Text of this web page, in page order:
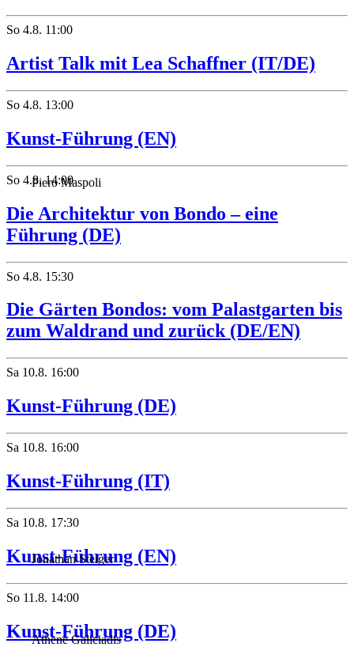
So 4.8. 11:00
Artist Talk mit Lea Schaffner (IT/DE)
So 4.8. 13:00
Kunst-Führung (EN)
So 4.8. 14:00
Die Architektur von Bondo – eine
Führung (DE)
So 4.8. 15:30
Die Gärten Bondos: vom Palastgarten bis
zum Waldrand und zurück (DE/EN)
Sa 10.8. 16:00
Kunst-Führung (DE)
Sa 10.8. 16:00
Kunst-Führung (IT)
Sa 10.8. 17:30
Kunst-Führung (EN)
So 11.8. 14:00
Kunst-Führung (DE)
Piero Maspoli
Jonathan Steiger
Athene Galiciadis